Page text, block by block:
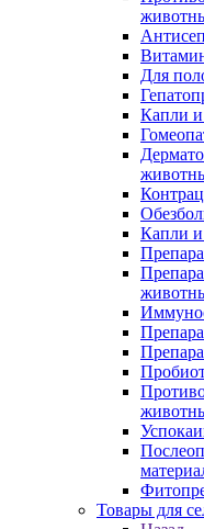
Для
Капли
Капли и
Товары для